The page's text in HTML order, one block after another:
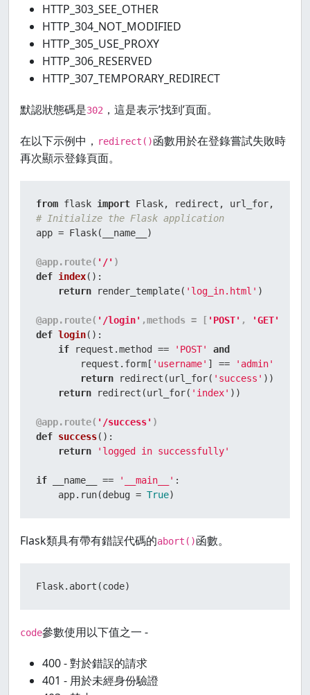
HTTP_303_SEE_OTHER
HTTP_304_NOT_MODIFIED
HTTP_305_USE_PROXY
HTTP_306_RESERVED
HTTP_307_TEMPORARY_REDIRECT
默認狀態碼是302 ，這是表示’找到’頁面。
在以下示例中， redirect()函數用於在登錄嘗試失敗時
再次顯示登錄頁面。
from flask import
# Initialize the Flask application
app = Flask(__name__)
@app.route( '/' )
def index():
return render_template( 'log_in.html' )
@app.route( '/login' ,methods = [ 'POST' , 'GET'
def login():
if request.method == 'POST'
and
        request.form[
'username' ] == 'admin'
return redirect(url_for( 'success' ))
return redirect(url_for( 'index' ))
@app.route( '/success' )
def success():
return
'logged in successfully'
if __name__ == '__main__' :
    app.run(debug =
True)
Flask類具有帶有錯誤代碼的abort()函數。
Flask.abort(code)
code參數使用以下值之一 -
400 - 對於錯誤的請求
401 - 用於未經身份驗證